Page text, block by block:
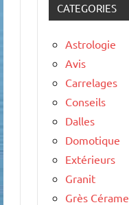
CATEGORIES
Astrologie
Avis
Carrelages
Conseils
Dalles
Domotique
Extérieurs
Granit
Grès Cérame